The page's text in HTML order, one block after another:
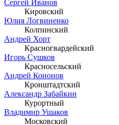
Сергей Иванов
Кировский
Юлия Логвиненко
Колпинский
Андрей Хорт
Красногвардейский
Игорь Сушков
Красносельский
Андрей Кононов
Кронштадтский
Александр Забайкин
Курортный
Владимир Ушаков
Московский